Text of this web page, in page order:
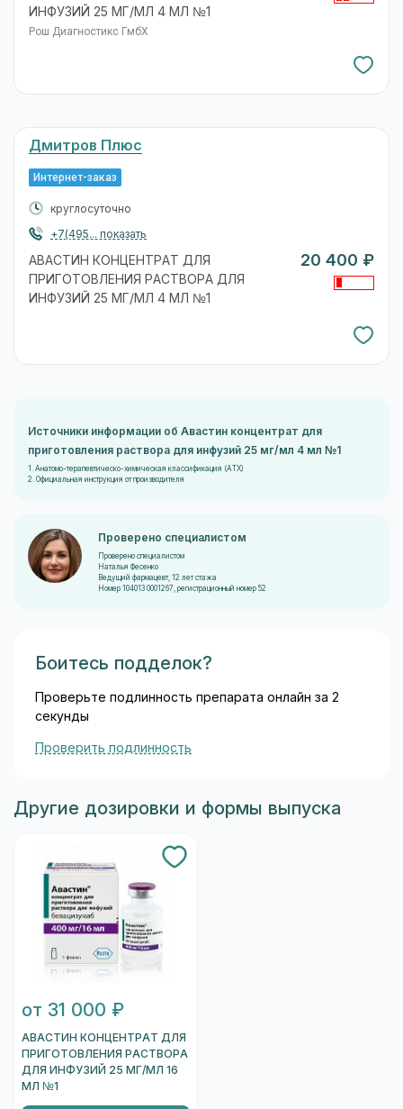
ИНФУЗИЙ 25 МГ/МЛ 4 МЛ №1
Рош Диагностикс ГмбХ
Дмитров Плюс
Интернет-заказ
круглосуточно
+7(495... показать
АВАСТИН КОНЦЕНТРАТ ДЛЯ
ПРИГОТОВЛЕНИЯ РАСТВОРА ДЛЯ
ИНФУЗИЙ 25 МГ/МЛ 4 МЛ №1
20 400 ₽
Источники информации об Авастин концентрат для
приготовления раствора для инфузий 25 мг/мл 4 мл №1
1. Анатомо-терапевтическо-химическая классификация (ATX)
2. Официальная инструкция от производителя
Проверено специалистом
Проверено специалистом
Наталья Фесенко
Ведущий фармацевт, 12 лет стажа
Номер 104013 0001267, регистрационный номер 52
Боитесь подделок?
Проверьте подлинность препарата онлайн за 2
секунды
Проверить подлинность
Другие дозировки и формы выпуска
от 31 000 ₽
АВАСТИН КОНЦЕНТРАТ ДЛЯ
ПРИГОТОВЛЕНИЯ РАСТВОРА
ДЛЯ ИНФУЗИЙ 25 МГ/МЛ 16
МЛ №1